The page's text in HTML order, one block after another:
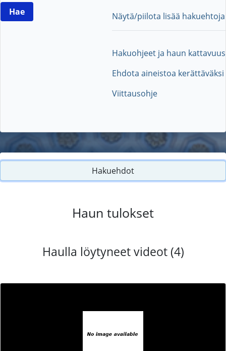
Näytä/piilota lisää hakuehtoja
Hakuohjeet ja haun kattavuus
Ehdota aineistoa kerättäväksi
Viittausohje
Hakuehdot
Haun tulokset
Haulla löytyneet videot (4)